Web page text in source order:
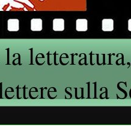
sulla